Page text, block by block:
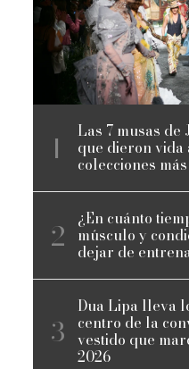
Las 7 musas
que dieron vida
colecciones
¿En cuánto
músculo y
dejar de
Dua Lipa lleva
centro de la
vestido que
2026